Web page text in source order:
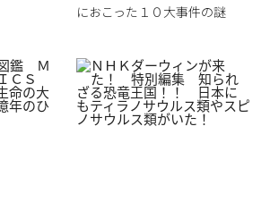
におこった１０大事件の謎